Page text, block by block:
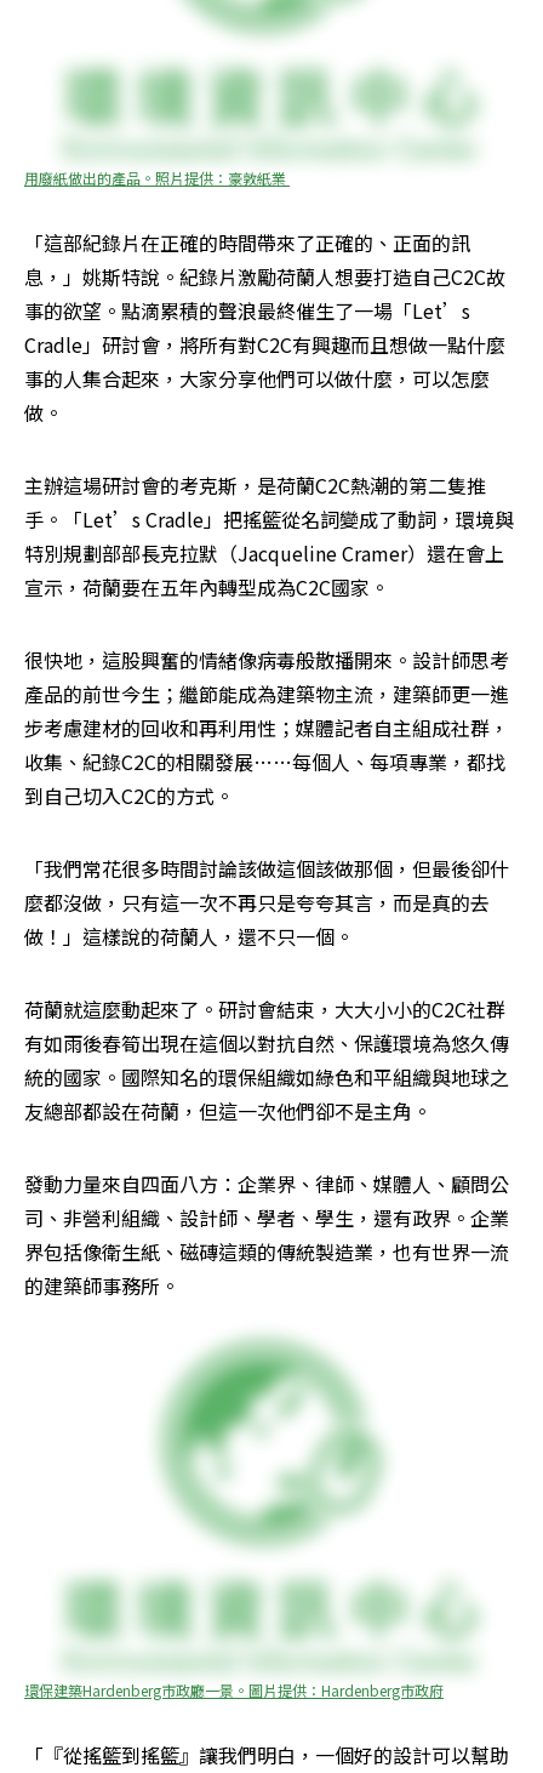
用廢紙做出的產品。照片提供：豪敦紙業
「這部紀錄片在正確的時間帶來了正確的、正面的訊
息，」姚斯特說。紀錄片激勵荷蘭人想要打造自己C2C故
事的欲望。點滴累積的聲浪最終催生了一場「Let’s
Cradle」研討會，將所有對C2C有興趣而且想做一點什麼
事的人集合起來，大家分享他們可以做什麼，可以怎麼
做。
主辦這場研討會的考克斯，是荷蘭C2C熱潮的第二隻推
手。「Let’s Cradle」把搖籃從名詞變成了動詞，環境與
特別規劃部部長克拉默（Jacqueline Cramer）還在會上
宣示，荷蘭要在五年內轉型成為C2C國家。
很快地，這股興奮的情緒像病毒般散播開來。設計師思考
產品的前世今生；繼節能成為建築物主流，建築師更一進
步考慮建材的回收和再利用性；媒體記者自主組成社群，
收集、紀錄C2C的相關發展……每個人、每項專業，都找
到自己切入C2C的方式。
「我們常花很多時間討論該做這個該做那個，但最後卻什
麼都沒做，只有這一次不再只是夸夸其言，而是真的去
做！」這樣說的荷蘭人，還不只一個。
荷蘭就這麼動起來了。研討會結束，大大小小的C2C社群
有如雨後春筍出現在這個以對抗自然、保護環境為悠久傳
統的國家。國際知名的環保組織如綠色和平組織與地球之
友總部都設在荷蘭，但這一次他們卻不是主角。
發動力量來自四面八方：企業界、律師、媒體人、顧問公
司、非營利組織、設計師、學者、學生，還有政界。企業
界包括像衛生紙、磁磚這類的傳統製造業，也有世界一流
的建築師事務所。
環保建築Hardenberg市政廳一景。圖片提供：Hardenberg市政府
「『從搖籃到搖籃』讓我們明白，一個好的設計可以幫助